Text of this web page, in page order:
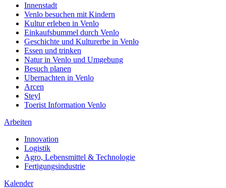
Innenstadt
Venlo besuchen mit Kindern
Kultur erleben in Venlo
Einkaufsbummel durch Venlo
Geschichte und Kulturerbe in Venlo
Essen und trinken
Natur in Venlo und Umgebung
Besuch planen
Ubernachten in Venlo
Arcen
Steyl
Toerist Information Venlo
Arbeiten
Innovation
Logistik
Agro, Lebensmittel & Technologie
Fertigungsindustrie
Kalender